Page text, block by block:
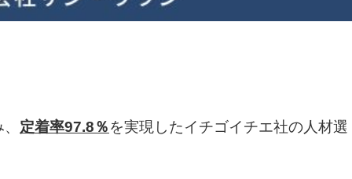
定着率97.8％を実現したイチゴイチエ社の人材選